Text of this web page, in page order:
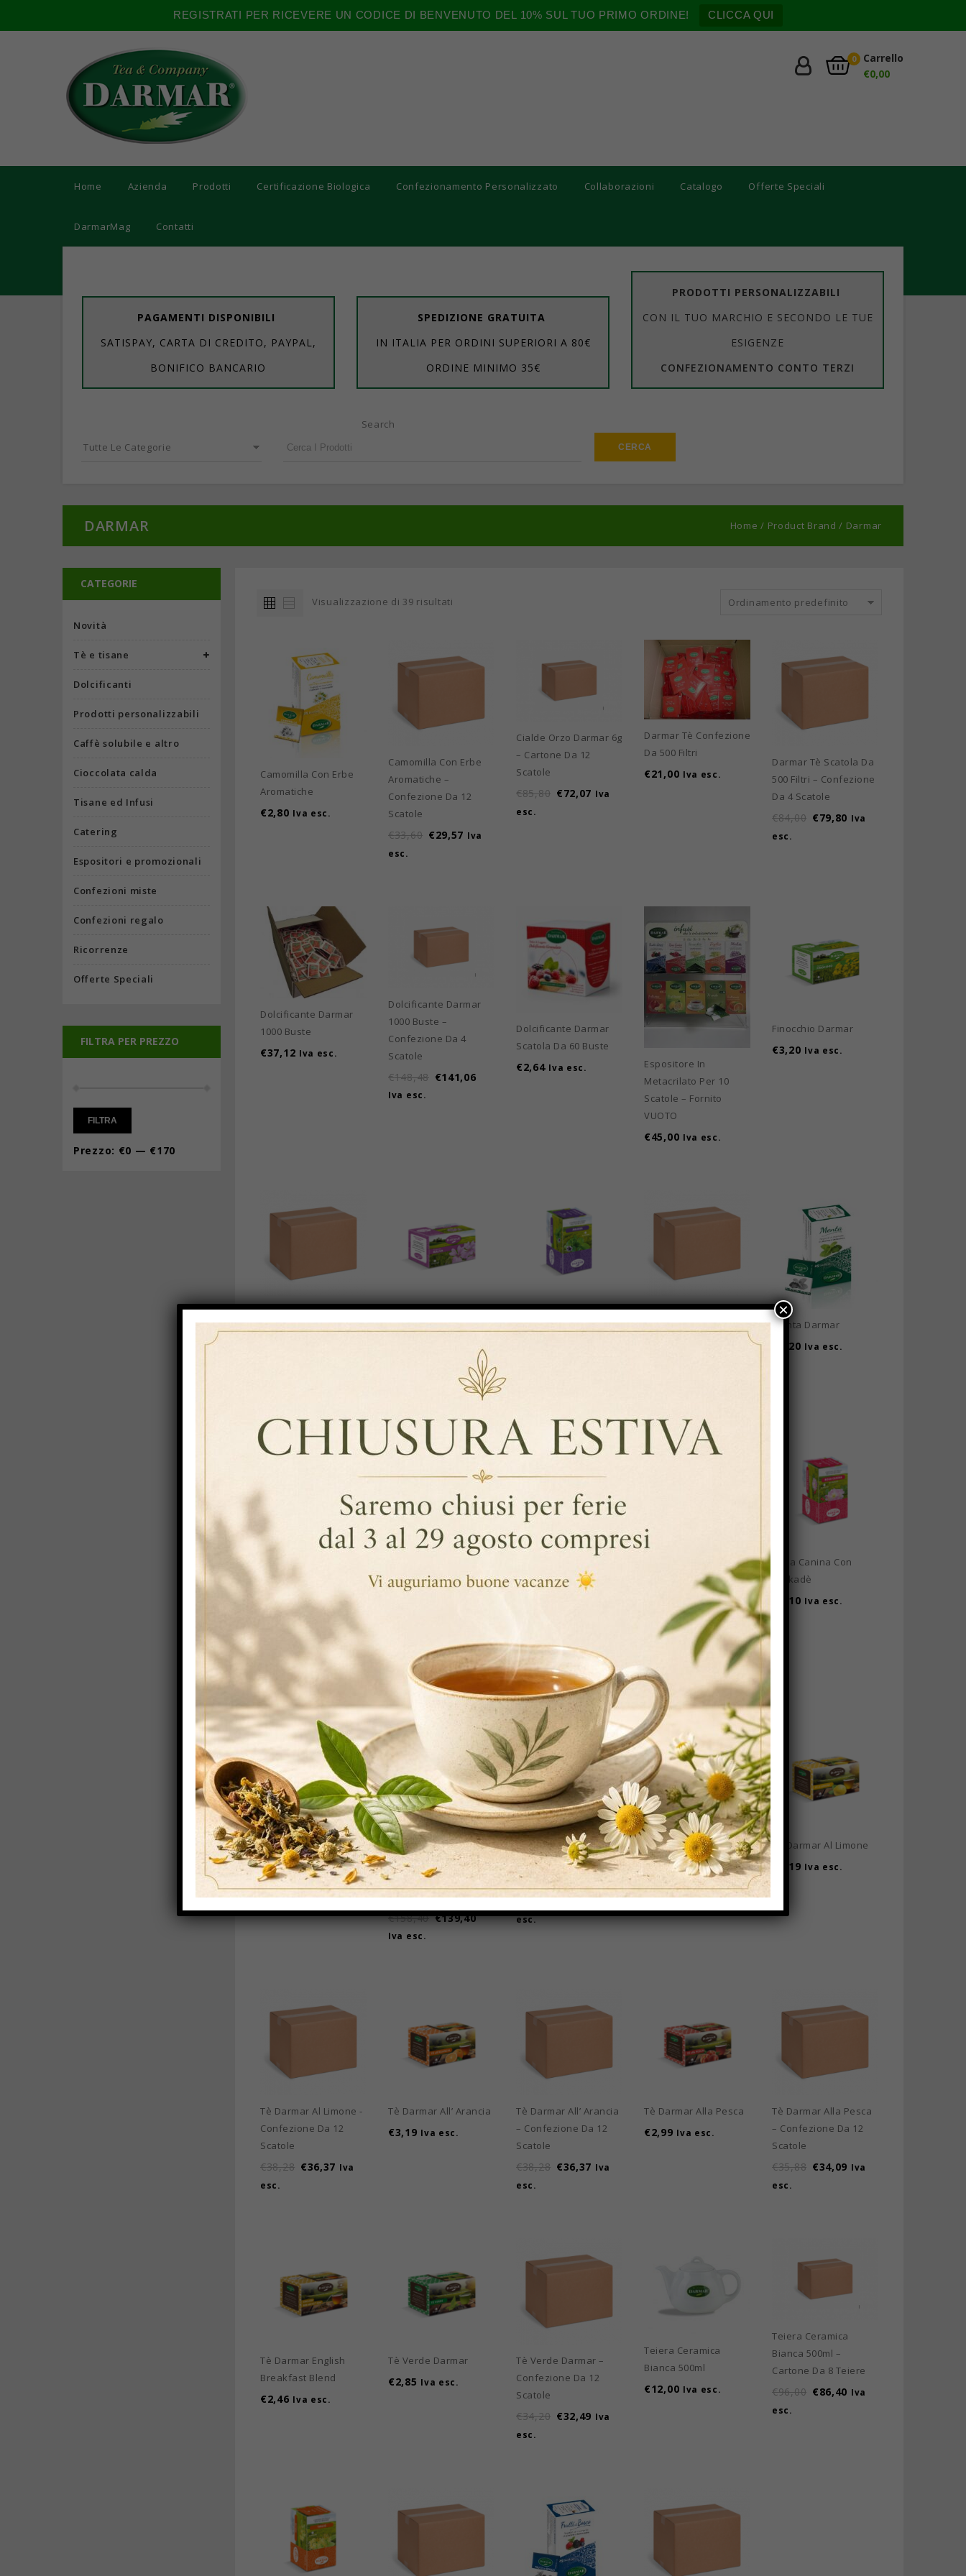
REGISTRATI PER RICEVERE UN CODICE DI BENVENUTO DEL 10% SUL TUO PRIMO ORDINE! CLICCA QUI
0
Carrello
€0,00
Home Azienda Prodotti Certificazione Biologica Confezionamento Personalizzato Collaborazioni Catalogo Offerte Speciali
DarmarMag Contatti
PAGAMENTI DISPONIBILI
SATISPAY, CARTA DI CREDITO, PAYPAL,
BONIFICO BANCARIO
SPEDIZIONE GRATUITA
IN ITALIA PER ORDINI SUPERIORI A 80€
ORDINE MINIMO 35€
PRODOTTI PERSONALIZZABILI
CON IL TUO MARCHIO E SECONDO LE TUE
ESIGENZE
CONFEZIONAMENTO CONTO TERZI
Search
Tutte Le Categorie
DARMAR Home / Product Brand / Darmar
Visualizzazione di 39 risultati Ordinamento predefinito
Camomilla Con Erbe
Aromatiche
€2,80 Iva esc.
Camomilla Con Erbe
Aromatiche –
Confezione Da 12
Scatole
€33,60 €29,57 Iva
esc.
Cialde Orzo Darmar 6g
– Cartone Da 12
Scatole
€85,80 €72,07 Iva
esc.
Darmar Tè Confezione
Da 500 Filtri
€21,00 Iva esc.
Darmar Tè Scatola Da
500 Filtri – Confezione
Da 4 Scatole
€84,00 €79,80 Iva
esc.
Dolcificante Darmar
1000 Buste
€37,12 Iva esc.
Dolcificante Darmar
1000 Buste –
Confezione Da 4
Scatole
€148,48 €141,06
Iva esc.
Dolcificante Darmar
Scatola Da 60 Buste
€2,64 Iva esc.
Espositore In
Metacrilato Per 10
Scatole – Fornito
VUOTO
€45,00 Iva esc.
Finocchio Darmar
€3,20 Iva esc.
Finocchio Darmar –
Confezione Da 12
Malva Darmar Da 25
Buste
Melissa Darmar Da 25
Buste
Melissa Darmar Da 25
Buste – Confezione
Menta Darmar
3,20 Iva esc.
Menta Darmar –
Confezione Da 12
Iva esc.
Preparato Per
Cioccolata Calda
Darmar 50 Buste
Cioccolata Calda
Darmar 50 Buste –
Confezione Da 6
Scatole
€167,40
Iva esc.
Rosa Canina Con
Karkadè
3,10 Iva esc.
Scatola Dolcificante
310 Buste
€13,20 Iva esc.
Scatola Dolcificante
310 Buste –
Confezione Da 12
Scatole
€158,40 €139,40
Iva esc.
Scatola Dolcificante 60
Buste – Confezione
Da 20 Scatole
€52,80 €43,30
esc.
Tazze Vetro
€20,00 Iva esc. Tè Darmar Al Limone
3,19 Iva esc.
Tè Darmar Al Limone -
Confezione Da 12
Scatole
€38,28 €36,37 Iva
esc.
Tè Darmar All’ Arancia
€3,19 Iva esc.
Tè Darmar All’ Arancia
– Confezione Da 12
Scatole
€38,28 €36,37 Iva
esc.
Tè Darmar Alla Pesca
€2,99 Iva esc.
Tè Darmar Alla Pesca
– Confezione Da 12
Scatole
€35,88 €34,09 Iva
esc.
Tè Darmar English
Breakfast Blend
€2,46 Iva esc.
Tè Verde Darmar
€2,85 Iva esc.
Tè Verde Darmar –
Confezione Da 12
Scatole
€34,20 €32,49 Iva
esc.
Teiera Ceramica
Bianca 500ml
€12,00 Iva esc.
Teiera Ceramica
Bianca 500ml –
Cartone Da 8 Teiere
€96,00 €86,40 Iva
esc.
CATEGORIE
Novità
Tè e tisane
Dolcificanti
Prodotti personalizzabili
Caffè solubile e altro
Cioccolata calda
Tisane ed Infusi
Catering
Espositori e promozionali
Confezioni miste
Confezioni regalo
Ricorrenze
Offerte Speciali
FILTRA PER PREZZO
FILTRA
Prezzo: €0 — €170
×